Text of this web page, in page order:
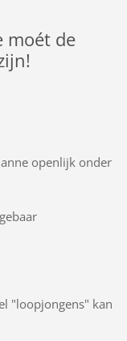
moét de
openlijk onder
"loopjongens" kan